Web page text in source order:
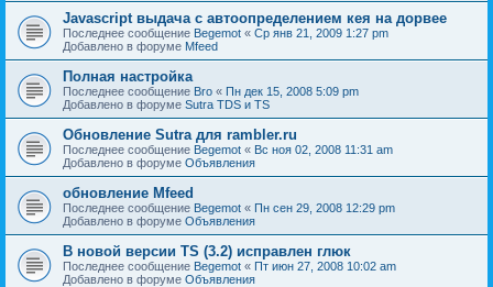
Javascript выдача с автоопределением кея на дорвее
Последнее сообщение Begemot « Ср янв 21, 2009 1:27 pm
Добавлено в форуме Mfeed
Полная настройка
Последнее сообщение Bro « Пн дек 15, 2008 5:09 pm
Добавлено в форуме Sutra TDS и TS
Обновление Sutra для rambler.ru
Последнее сообщение Begemot « Вс ноя 02, 2008 11:31 am
Добавлено в форуме Объявления
обновление Mfeed
Последнее сообщение Begemot « Пн сен 29, 2008 12:29 pm
Добавлено в форуме Объявления
В новой версии TS (3.2) исправлен глюк
Последнее сообщение Begemot « Пт июн 27, 2008 10:02 am
Добавлено в форуме Объявления